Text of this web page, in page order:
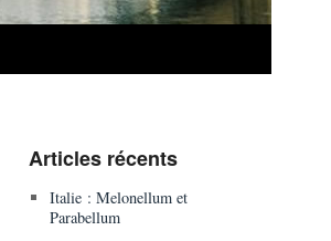
Articles récents
Italie : Melonellum et
Parabellum